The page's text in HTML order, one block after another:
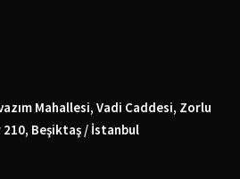
Mahallesi, Vadi Caddesi, Zorlu
210, Beşiktaş / İstanbul